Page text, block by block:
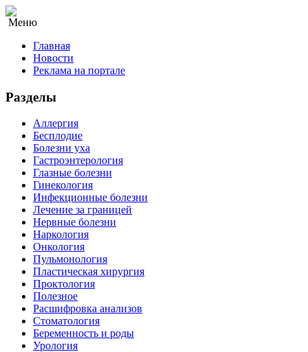
Меню
Главная
Новости
Реклама на портале
Разделы
Аллергия
Бесплодие
Болезни уха
Гастроэнтерология
Глазные болезни
Гинекология
Инфекционные болезни
Лечение за границей
Нервные болезни
Наркология
Онкология
Пульмонология
Пластическая хирургия
Проктология
Полезное
Расшифровка анализов
Стоматология
Беременность и роды
Урология